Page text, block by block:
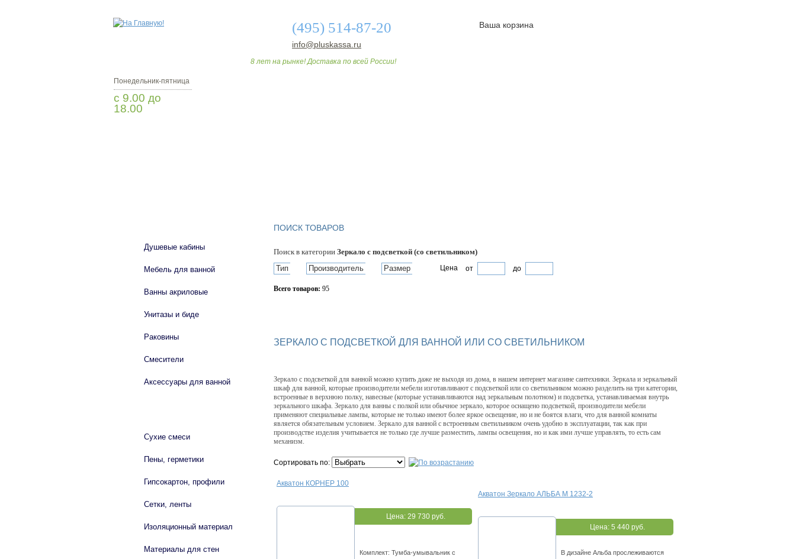
(495) 514-87-20
info@pluskassa.ru
8 лет на рынке! Доставка по всей России!
Ваша корзина
Понедельник-пятница
с 9.00 до
18.00
ПОИСК ТОВАРОВ
Поиск в категории Зеркало с подсветкой (со светильником)
Тип
Производитель Размер Цена от до
Всего товаров: 95
ЗЕРКАЛО С ПОДСВЕТКОЙ ДЛЯ ВАННОЙ ИЛИ СО СВЕТИЛЬНИКОМ
Зеркало с подсветкой для ванной можно купить даже не выходя из дома, в нашем интернет магазине сантехники. Зеркала и зеркальный
шкаф для ванной, которые производители мебели изготавливают с подсветкой или со светильником можно разделить на три категории,
встроенные в верхнюю полку, навесные (которые устанавливаются над зеркальным полотном) и подсветка, устанавливаемая внутрь
зеркального шкафа. Зеркало для ванны с полкой или обычное зеркало, которое оснащено подсветкой, производители мебели
применяют специальные лампы, которые не только имеют более яркое освещение, но и не боятся влаги, что для ванной комнаты
является обязательным условием. Зеркало для ванной с встроенным светильником очень удобно в эксплуатации, так как при
производстве изделия учитывается не только где лучше разместить, лампы освещения, но и как ими лучше управлять, то есть сам
механизм.
Сортировать по:
Акватон КОРНЕР 100
Цена: 29 730 руб.
Комплект: Тумба-умывальник с
Акватон Зеркало АЛЬБА М 1232-2
Цена: 5 440 руб.
В дизайне Альба прослеживаются
Душевые кабины
Мебель для ванной
Ванны акриловые
Унитазы и биде
Раковины
Смесители
Аксессуары для ванной
Сухие смеси
Пены, герметики
Гипсокартон, профили
Сетки, ленты
Изоляционный материал
Материалы для стен